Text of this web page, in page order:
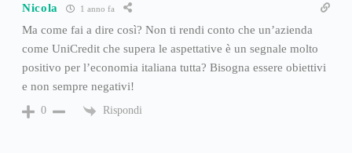
Nicola 1 anno fa
Ma come fai a dire così? Non ti rendi conto che un’azienda
come UniCredit che supera le aspettative è un segnale molto
positivo per l’economia italiana tutta? Bisogna essere obiettivi
e non sempre negativi!
0 Rispondi